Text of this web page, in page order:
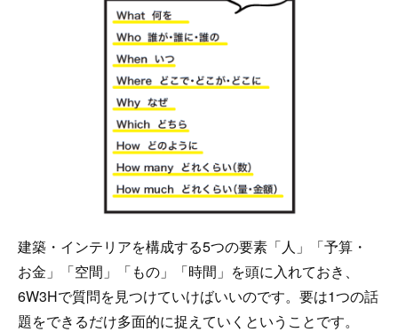
建築・インテリアを構成する5つの要素「人」「予算・
お金」「空間」「もの」「時間」を頭に入れておき、
6W3Hで質問を見つけていけばいいのです。要は1つの話
題をできるだけ多面的に捉えていくということです。